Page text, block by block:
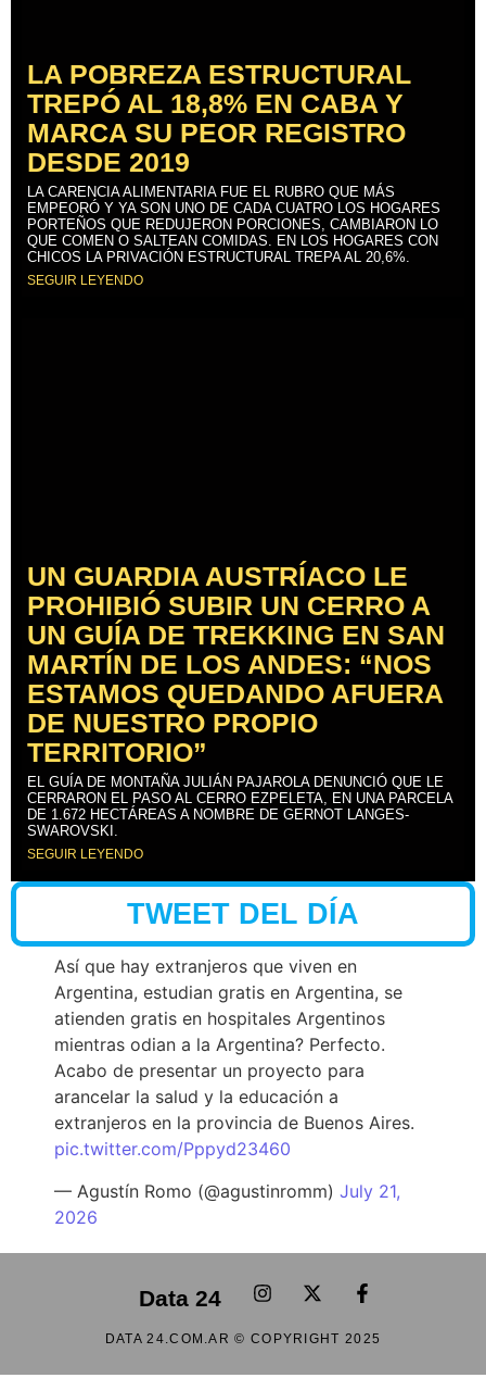
LA POBREZA ESTRUCTURAL
TREPÓ AL 18,8% EN CABA Y
MARCA SU PEOR REGISTRO
DESDE 2019
LA CARENCIA ALIMENTARIA FUE EL RUBRO QUE MÁS
EMPEORÓ Y YA SON UNO DE CADA CUATRO LOS HOGARES
PORTEÑOS QUE REDUJERON PORCIONES, CAMBIARON LO
QUE COMEN O SALTEAN COMIDAS. EN LOS HOGARES CON
CHICOS LA PRIVACIÓN ESTRUCTURAL TREPA AL 20,6%.
SEGUIR LEYENDO
UN GUARDIA AUSTRÍACO LE
PROHIBIÓ SUBIR UN CERRO A
UN GUÍA DE TREKKING EN SAN
MARTÍN DE LOS ANDES: “NOS
ESTAMOS QUEDANDO AFUERA
DE NUESTRO PROPIO
TERRITORIO”
EL GUÍA DE MONTAÑA JULIÁN PAJAROLA DENUNCIÓ QUE LE
CERRARON EL PASO AL CERRO EZPELETA, EN UNA PARCELA
DE 1.672 HECTÁREAS A NOMBRE DE GERNOT LANGES-
SWAROVSKI.
SEGUIR LEYENDO
TWEET DEL DÍA
Así que hay extranjeros que viven en
Argentina, estudian gratis en Argentina, se
atienden gratis en hospitales Argentinos
mientras odian a la Argentina? Perfecto.
Acabo de presentar un proyecto para
arancelar la salud y la educación a
extranjeros en la provincia de Buenos Aires.
pic.twitter.com/Pppyd23460
— Agustín Romo (@agustinromm) July 21,
2026
Data 24
DATA 24.COM.AR © COPYRIGHT 2025